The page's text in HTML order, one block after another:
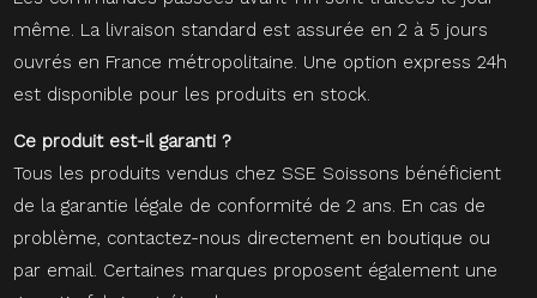
même. La livraison standard est assurée en 2 à 5 jours
ouvrés en France métropolitaine. Une option express 24h
est disponible pour les produits en stock.
Ce produit est-il garanti ?
Tous les produits vendus chez SSE Soissons bénéficient
de la garantie légale de conformité de 2 ans. En cas de
problème, contactez-nous directement en boutique ou
par email. Certaines marques proposent également une